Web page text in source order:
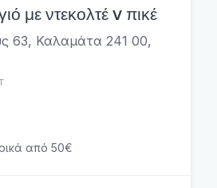
με ντεκολτέ v πικέ
63, Καλαμάτα 241 00,
από 50€